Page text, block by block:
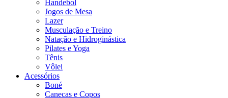
Handebol
Jogos de Mesa
Lazer
Musculação e Treino
Natação e Hidroginástica
Pilates e Yoga
Tênis
Vôlei
Acessórios
Boné
Canecas e Copos